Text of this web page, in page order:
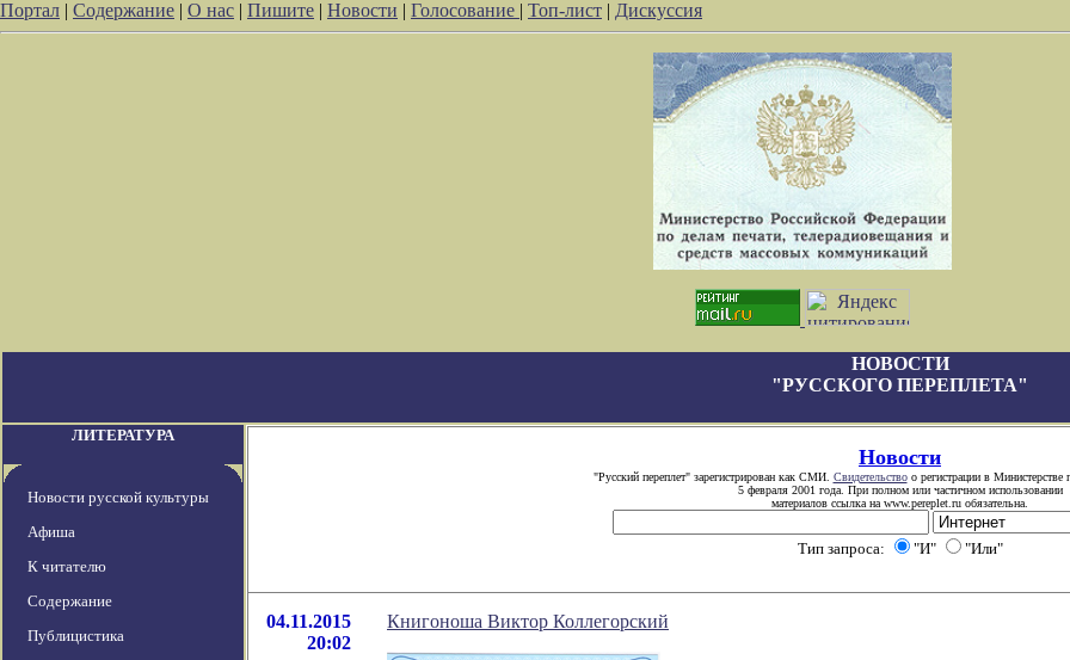
Портал | Содержание | О нас | Пишите | Новости | Голосование | Топ-лист | Дискуссия
НОВОСТИ
"РУССКОГО ПЕРЕПЛЕТА"
ЛИТЕРАТУРА
Новости русской культуры
Афиша
К читателю
Содержание
Публицистика
Новости
"Русский переплет" зарегистрирован как СМИ. Свидетельствоо регистрации в
5 февраля 2001 года. При полном или частичном использовании
материалов ссылка на www.pereplet.ru обязательна.
Тип запроса: "И" "Или"
04.11.2015
20:02
Книгоноша Виктор Коллегорский